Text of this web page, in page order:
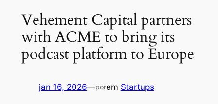
Vehement Capital partners
with ACME to bring its
podcast platform to Europe
jan 16, 2026—porem Startups